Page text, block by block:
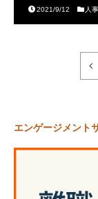
2021/9/12 人
エンゲージメント